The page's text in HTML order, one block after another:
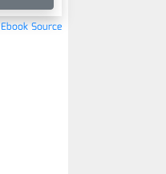
Ebook Source